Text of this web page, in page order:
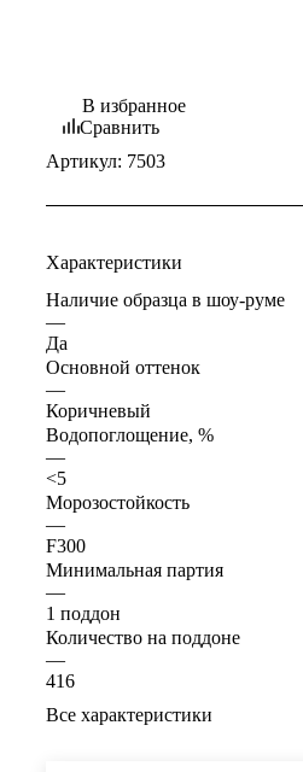
В избранное
Сравнить
Артикул: 7503
Характеристики
Наличие образца в шоу-руме
—
Да
Основной оттенок
—
Коричневый
Водопоглощение, %
—
<5
Морозостойкость
—
F300
Минимальная партия
—
1 поддон
Количество на поддоне
—
416
Все характеристики